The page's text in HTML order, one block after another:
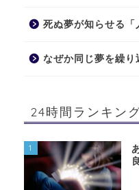
死ぬ夢が知らせる「
なぜか同じ夢を繰り
24時間ランキン
1